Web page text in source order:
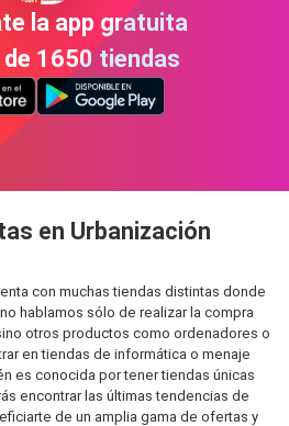
la app gratuita
1650 tiendas
en Urbanización
con muchas tiendas distintas donde
hablamos sólo de realizar la compra
otros productos como ordenadores o
en tiendas de informática o menaje
es conocida por tener tiendas únicas
encontrar las últimas tendencias de
de un amplia gama de ofertas y